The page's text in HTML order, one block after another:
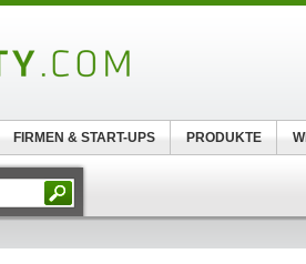
FIRMEN & START-UPS PRODUKTE